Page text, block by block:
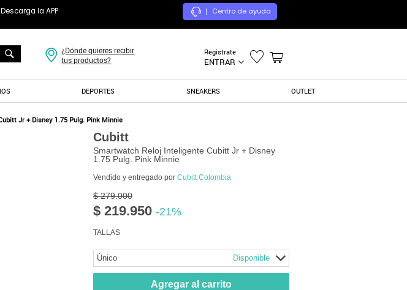
Descarga la APP | Centro de ayuda
Registrate
ENTRAR
¿Dónde quieres recibir
tus productos?
DEPORTES SNEAKERS OUTLET
Jr + Disney 1.75 Pulg. Pink Minnie
Cubitt
Smartwatch Reloj Inteligente Cubitt Jr + Disney
1.75 Pulg. Pink Minnie
Vendido y entregado por Cubitt Colombia
$ 279.000
$ 219.950 -21%
TALLAS
Único Disponible
Agregar al carrito